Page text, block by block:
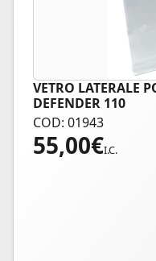
VETRO LATERALE
DEFENDER 110
COD: 01943
55,00€I.C.